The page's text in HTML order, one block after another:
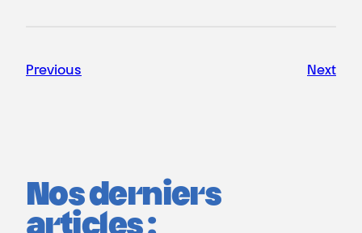
Previous Next
Nos derniers